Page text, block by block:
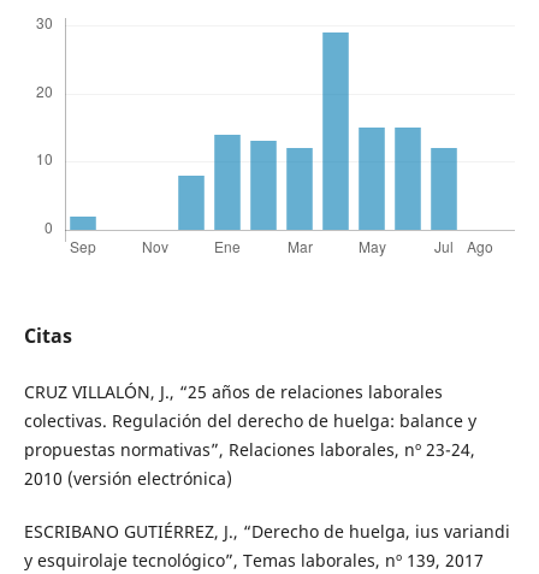
Citas
CRUZ VILLALÓN, J., “25 años de relaciones laborales
colectivas. Regulación del derecho de huelga: balance y
propuestas normativas”, Relaciones laborales, nº 23-24,
2010 (versión electrónica)
ESCRIBANO GUTIÉRREZ, J., “Derecho de huelga, ius variandi
y esquirolaje tecnológico”, Temas laborales, nº 139, 2017